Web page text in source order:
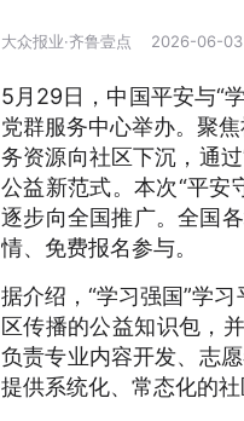
大众报业·齐鲁壹点 2026-06-03
5月29日，中国平安与“
党群服务中心举办。聚
务资源向社区下沉，通
公益新范式。本次“平安
逐步向全国推广。全国
情、免费报名参与。
据介绍，“学习强国”学
区传播的公益知识包，
负责专业内容开发、志
提供系统化、常态化的